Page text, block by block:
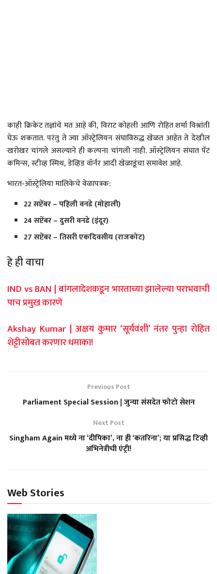
काही क्रिकेट तज्ञांचे मत आहे की, विराट कोहली आणि रोहित शर्मा विश्रांती
घेऊ शकतात. परंतु ते ज्या ऑस्ट्रेलियन संघाविरुद्ध खेळत आहेत ते देखील
खरोखर चांगले असल्याने ही कल्पना चांगली नाही. ऑस्ट्रेलियन संघात पॅट
कमिन्स, स्टीव्ह स्मिथ, डेव्हिड वॉर्नर आदी खेळाडूंचा समावेश आहे.
भारत-ऑस्ट्रेलिया मालिकेचे वेळापत्रक:
22 सप्टेंबर – पहिली वनडे (मोहाली)
24 सप्टेंबर – दुसरी वनडे (इंदूर)
27 सप्टेंबर – तिसरी एकदिवसीय (राजकोट)
हे ही वाचा
IND vs BAN | बांगलादेशकडून भारताच्या झालेल्या पराभवाची
पाच प्रमुख कारणे
Akshay Kumar | अक्षय कुमार ‘सूर्यवंशी’ नंतर पुन्हा रोहित
शेट्टीसोबत करणार धमाका!
Previous Post
Parliament Special Session | जुन्या संसदेत फोटो सेशन
Next Post
Singham Again मध्ये ना ‘दीपिका’, ना ही ‘कतरिना’; या प्रसिद्ध टिव्ही
अभिनेत्रीची एंट्री!
Web Stories